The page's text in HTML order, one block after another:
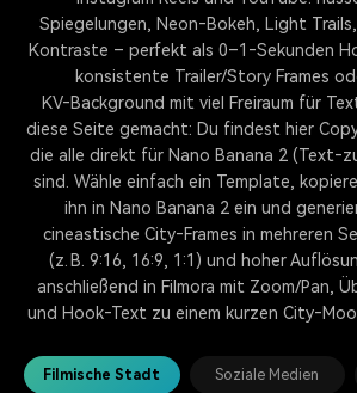
Spiegelungen, Neon‑Bokeh, Light
Kontraste – perfekt als 0–1‑Sekunden
konsistente Trailer/Story Frames
KV‑Background mit viel Freiraum für
diese Seite gemacht: Du findest hier
die alle direkt für Nano Banana 2
sind. Wähle einfach ein Template,
ihn in Nano Banana 2 ein und
cineastische City‑Frames in mehreren
(z. B. 9:16, 16:9, 1:1) und hoher
anschließend in Filmora mit Zoom/Pan,
und Hook‑Text zu einem kurzen
Filmische Stadt Soziale Medien